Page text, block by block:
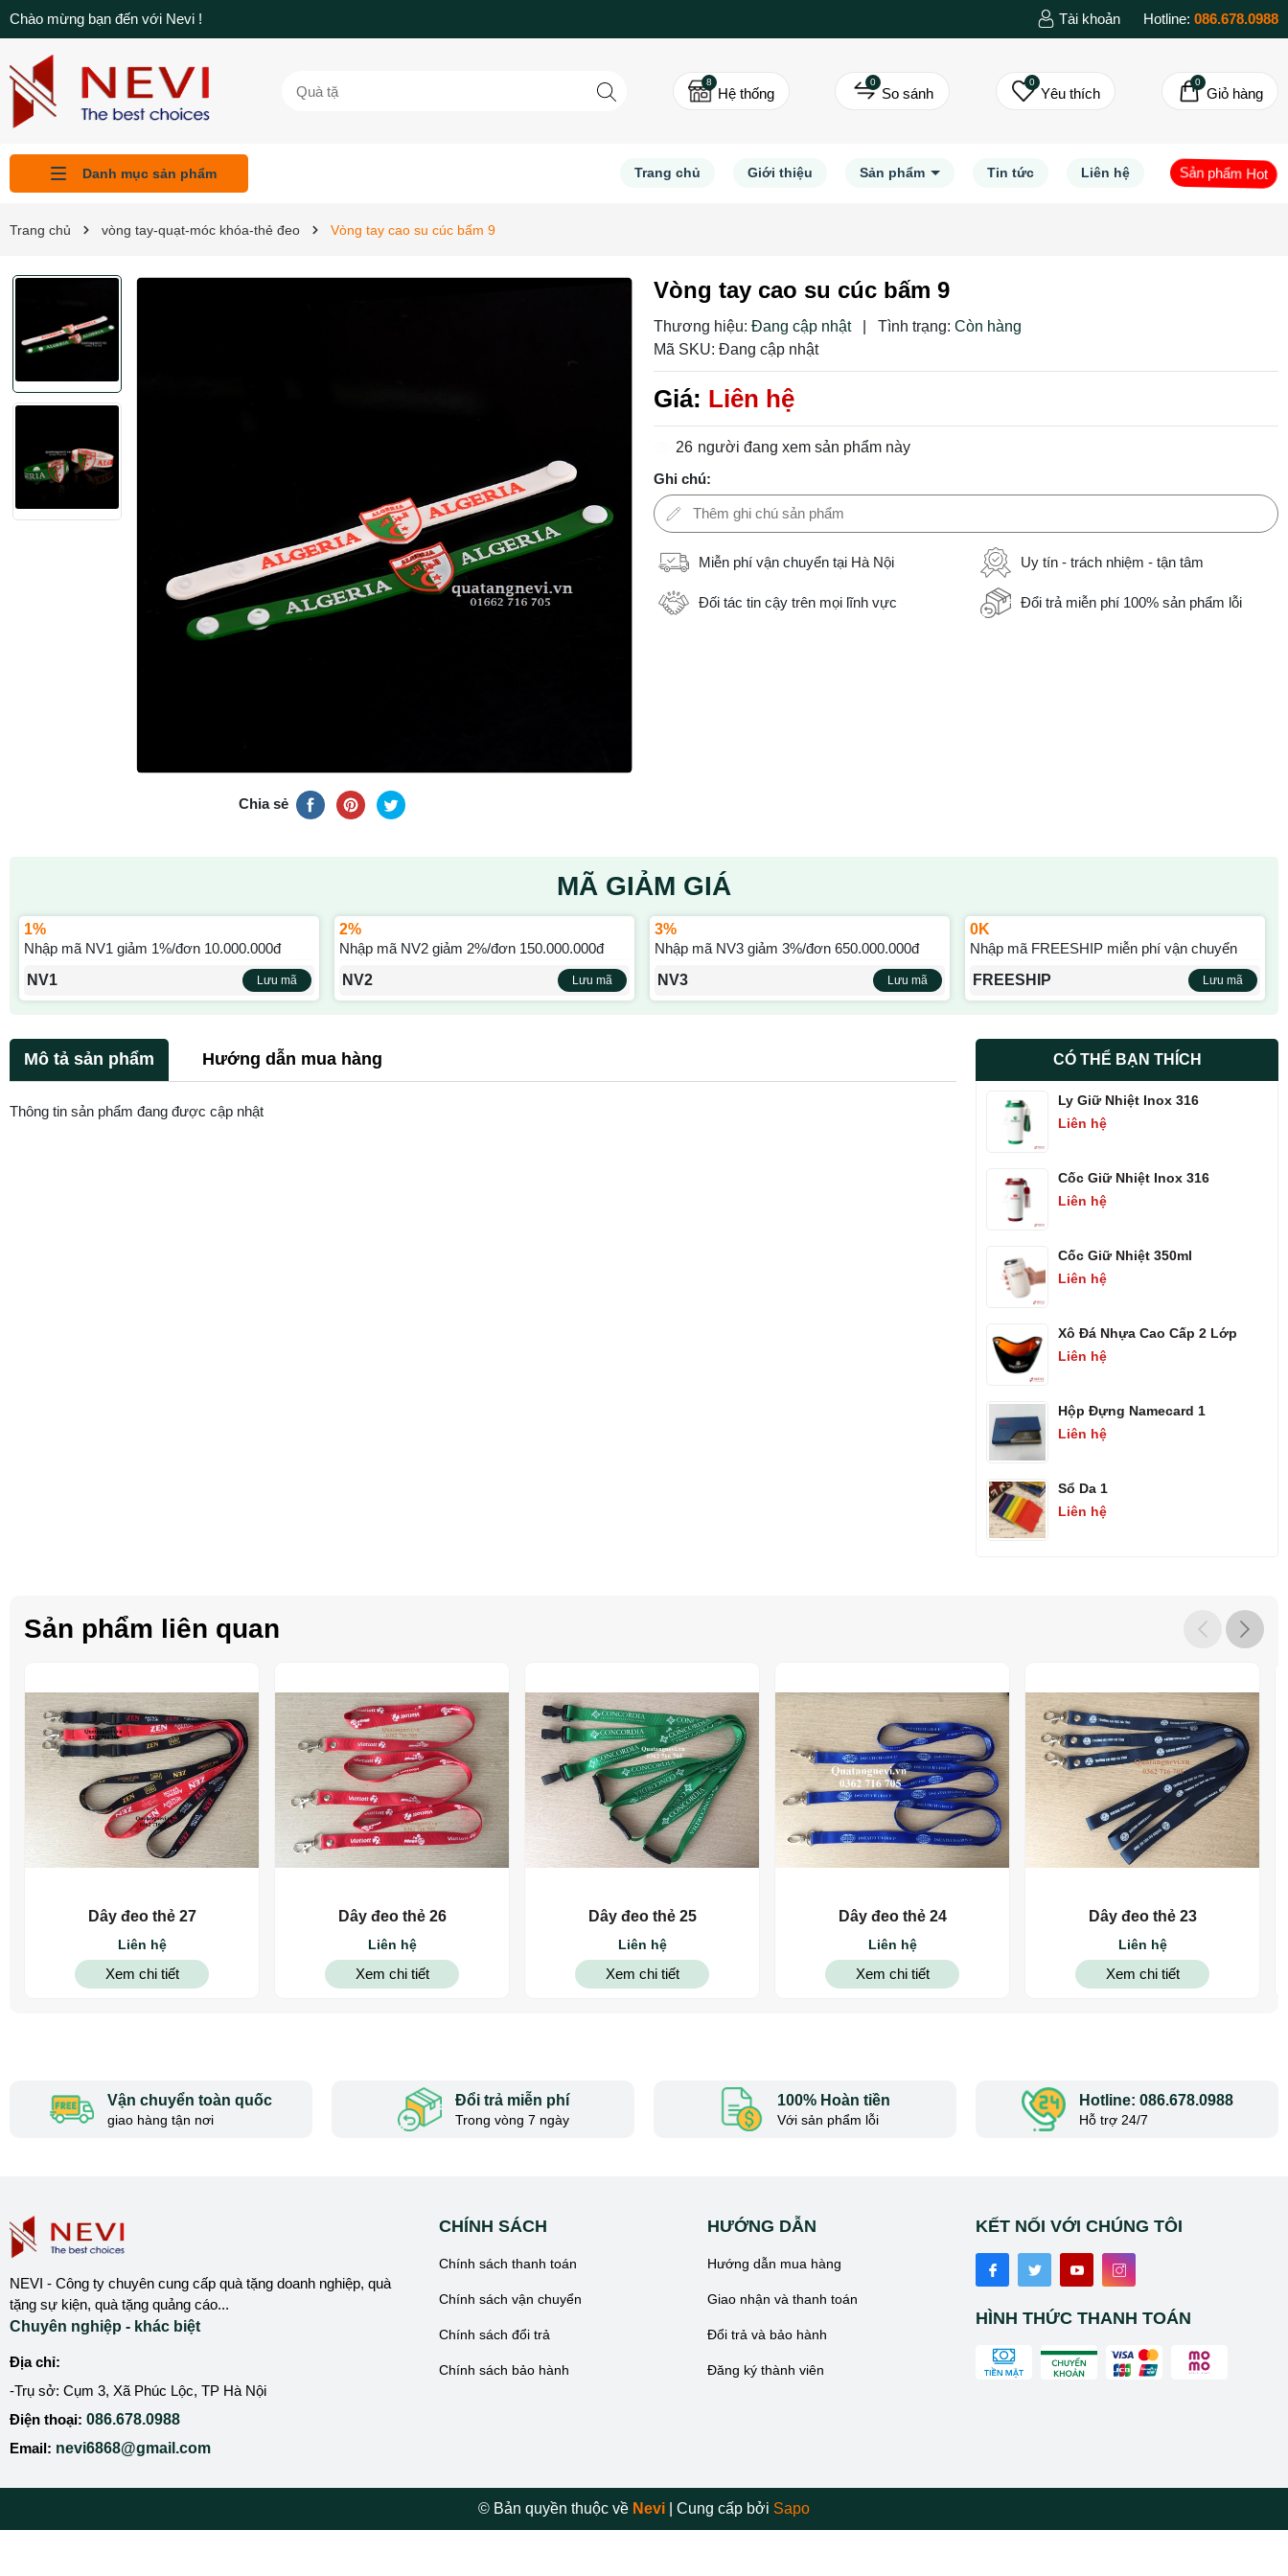
Chào mừng bạn đến với Nevi ! Tài khoản Hotline: 086.678.0988
8
Hệ thống
0
So sánh
0
Yêu thích
0
Giỏ hàng
Danh mục sản phẩm Trang chủ Giới thiệu Sản phẩm Tin tức Liên hệ Sản phẩm Hot
Trang chủ vòng tay-quạt-móc khóa-thẻ đeo Vòng tay cao su cúc bấm 9
Chia sẻ
Vòng tay cao su cúc bấm 9
Thương hiệu: Đang cập nhật Tình trạng: Còn hàng
Mã SKU: Đang cập nhật
Giá: Liên hệ
26 người đang xem sản phẩm này
Ghi chú:
Miễn phí vận chuyển tại Hà Nội Uy tín - trách nhiệm - tận tâm
Đối tác tin cậy trên mọi lĩnh vực Đổi trả miễn phí 100% sản phẩm lỗi
MÃ GIẢM GIÁ
1%
Nhập mã NV1 giảm 1%/đơn 10.000.000đ
NV1
Lưu mã
2%
Nhập mã NV2 giảm 2%/đơn 150.000.000đ
NV2
Lưu mã
3%
Nhập mã NV3 giảm 3%/đơn 650.000.000đ
NV3
Lưu mã
0K
Nhập mã FREESHIP miễn phí vận chuyển
FREESHIP
Lưu mã
Mô tả sản phẩm Hướng dẫn mua hàng
Thông tin sản phẩm đang được cập nhật
CÓ THỂ BẠN THÍCH
Ly Giữ Nhiệt Inox 316
Liên hệ
Cốc Giữ Nhiệt Inox 316
Liên hệ
Cốc Giữ Nhiệt 350ml
Liên hệ
Xô Đá Nhựa Cao Cấp 2 Lớp
Liên hệ
Hộp Đựng Namecard 1
Liên hệ
Sổ Da 1
Liên hệ
Sản phẩm liên quan
Dây đeo thẻ 27
Liên hệ
Xem chi tiết
Dây đeo thẻ 26
Liên hệ
Xem chi tiết
Dây đeo thẻ 25
Liên hệ
Xem chi tiết
Dây đeo thẻ 24
Liên hệ
Xem chi tiết
Dây đeo thẻ 23
Liên hệ
Xem chi tiết
Vận chuyển toàn quốc
giao hàng tận nơi
Đổi trả miễn phí
Trong vòng 7 ngày
100% Hoàn tiền
Với sản phẩm lỗi
Hotline: 086.678.0988
Hỗ trợ 24/7
NEVI - Công ty chuyên cung cấp quà tặng doanh nghiệp, quà
tặng sự kiện, quà tặng quảng cáo...
Chuyên nghiệp - khác biệt
Địa chỉ:
-Trụ sở: Cụm 3, Xã Phúc Lộc, TP Hà Nội
Điện thoại: 086.678.0988
Email: nevi6868@gmail.com
CHÍNH SÁCH
Chính sách thanh toán
Chính sách vận chuyển
Chính sách đổi trả
Chính sách bảo hành
HƯỚNG DẪN
Hướng dẫn mua hàng
Giao nhận và thanh toán
Đổi trả và bảo hành
Đăng ký thành viên
KẾT NỐI VỚI CHÚNG TÔI
HÌNH THỨC THANH TOÁN
© Bản quyền thuộc về Nevi Cung cấp bởi Sapo